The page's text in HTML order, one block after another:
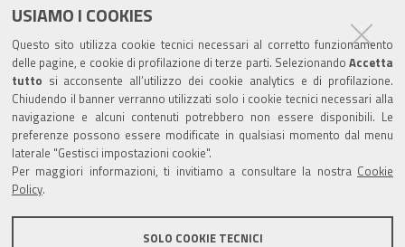
USIAMO I COOKIES
Questo sito utilizza cookie tecnici necessari al corretto funzionamento
delle pagine, e cookie di profilazione di terze parti. Selezionando Accetta
tutto si acconsente all’utilizzo dei cookie analytics e di profilazione.
Chiudendo il banner verranno utilizzati solo i cookie tecnici necessari alla
navigazione e alcuni contenuti potrebbero non essere disponibili. Le
preferenze possono essere modificate in qualsiasi momento dal menu
laterale "Gestisci impostazioni cookie".
Per maggiori informazioni, ti invitiamo a consultare la nostra Cookie
Policy
SOLO COOKIE TECNICI
Trasparenza
Amministrazione trasparente
Albo Camerale
Pubblicità Legale
Area riservata Amministratori